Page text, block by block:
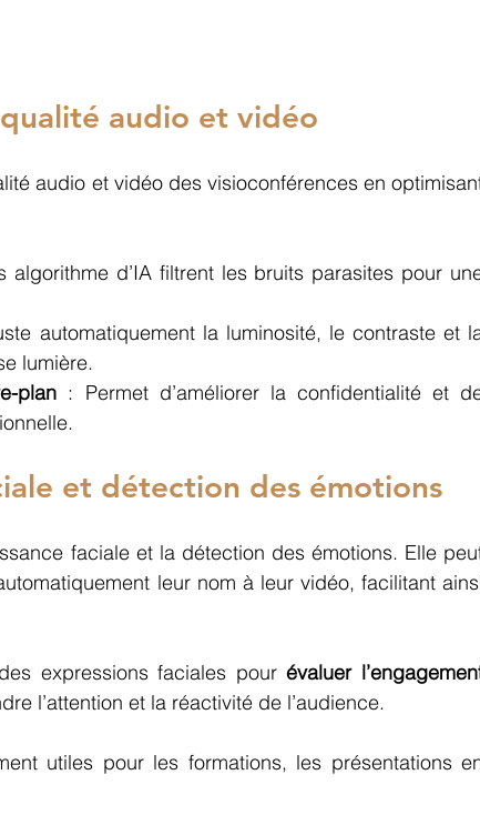
audio et vidéo
audio et vidéo des visioconférences en
algorithme d’IA filtrent les bruits parasites pour
automatiquement la luminosité, le contraste et
lumière.
plan : Permet d’améliorer la confidentialité et
et détection des émotions
leur nom à leur vidéo, facilitant
expressions faciales pour évaluer
l’attention et la réactivité de l’audience.
utiles pour les formations, les présentations